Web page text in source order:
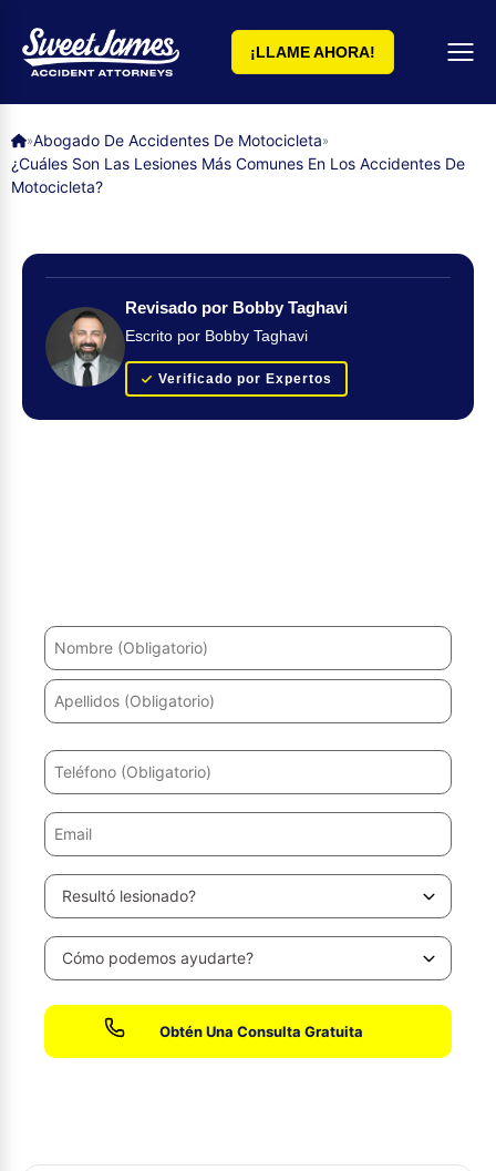
¡LLAME AHORA!
»Abogado De Accidentes De Motocicleta»
¿Cuáles Son Las Lesiones Más Comunes En Los Accidentes De
Motocicleta?
Revisado por Bobby Taghavi
Escrito por Bobby Taghavi
Verificado por Expertos